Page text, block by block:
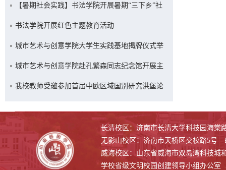
技能大赛中获奖
【暑期社会实践】书法学院开展暑期“三下乡”社
会实践活动
书法学院开展红色主题教育活动
城市艺术与创意学院大学生实践基地揭牌仪式举
行
城市艺术与创意学院赴孔繁森同志纪念馆开展主
题党日活动
我校教师受邀参加首届中欧区域国别研究洪堡论
长清校区：济南市长清大学科技园海棠
无影山校区：济南市天桥区交校路5号
威海校区：山东省威海市双岛湾科技城
学校省级文明校园创建领导小组办公